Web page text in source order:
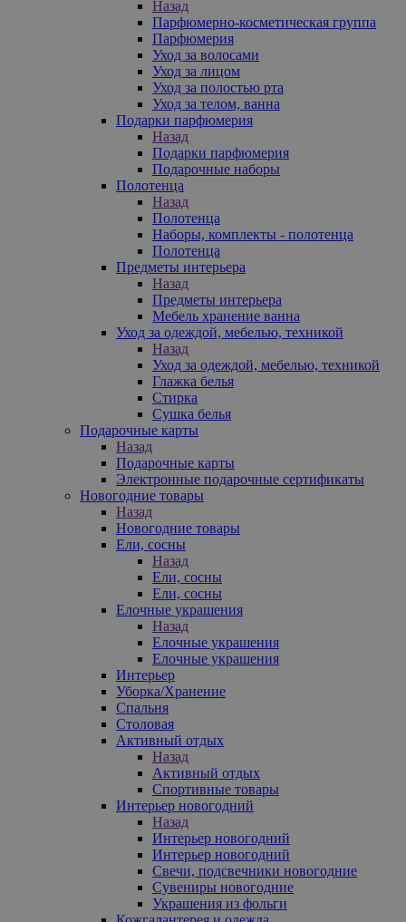
Назад
Парфюмерно-косметическая группа
Парфюмерия
Уход за волосами
Уход за лицом
Уход за полостью рта
Уход за телом, ванна
Подарки парфюмерия
Назад
Подарки парфюмерия
Подарочные наборы
Полотенца
Назад
Полотенца
Наборы, комплекты - полотенца
Полотенца
Предметы интерьера
Назад
Предметы интерьера
Мебель хранение ванна
Уход за одеждой, мебелью, техникой
Назад
Уход за одеждой, мебелью, техникой
Глажка белья
Стирка
Сушка белья
Подарочные карты
Назад
Подарочные карты
Электронные подарочные сертификаты
Новогодние товары
Назад
Новогодние товары
Ели, сосны
Назад
Ели, сосны
Ели, сосны
Елочные украшения
Назад
Елочные украшения
Елочные украшения
Интерьер
Уборка/Хранение
Спальня
Столовая
Активный отдых
Назад
Активный отдых
Спортивные товары
Интерьер новогодний
Назад
Интерьер новогодний
Интерьер новогодний
Свечи, подсвечники новогодние
Сувениры новогодние
Украшения из фольги